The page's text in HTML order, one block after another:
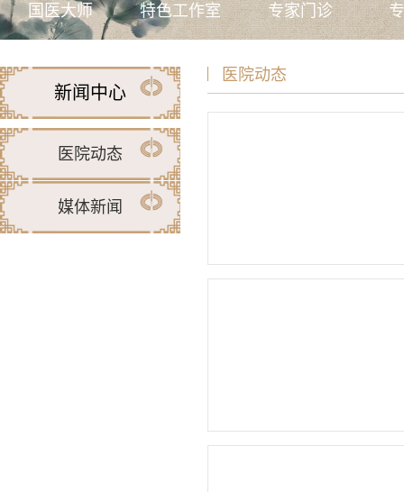
国医大师 特色工作室 专家门诊
新闻中心
医院动态
媒体新闻
医院动态